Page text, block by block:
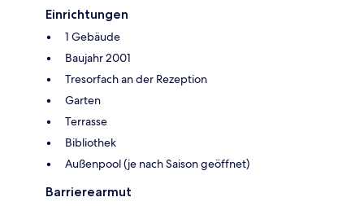
Einrichtungen
1 Gebäude
Baujahr 2001
Tresorfach an der Rezeption
Garten
Terrasse
Bibliothek
Außenpool (je nach Saison geöffnet)
Barrierearmut